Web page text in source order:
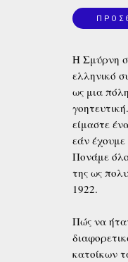
Η Σμύρνη
ελληνικό
ως μια
είμαστε
εάν έ­χουμε
Πονάμε
της ως
1922.
Πώς να
κατοίκων